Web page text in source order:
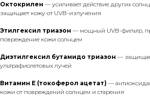
Октокрилен — усиливает действие других
защищает кожу от UVB-излучения
Этилгексил триазон — мощный UVB-фильтр,
повреждение кожи солнцем
Диэтилгексил бутамидо триазон —
ультрафиолетовых лучей
Витамин Е (токоферол ацетат) —
кожи от повреждений солнцем и старения